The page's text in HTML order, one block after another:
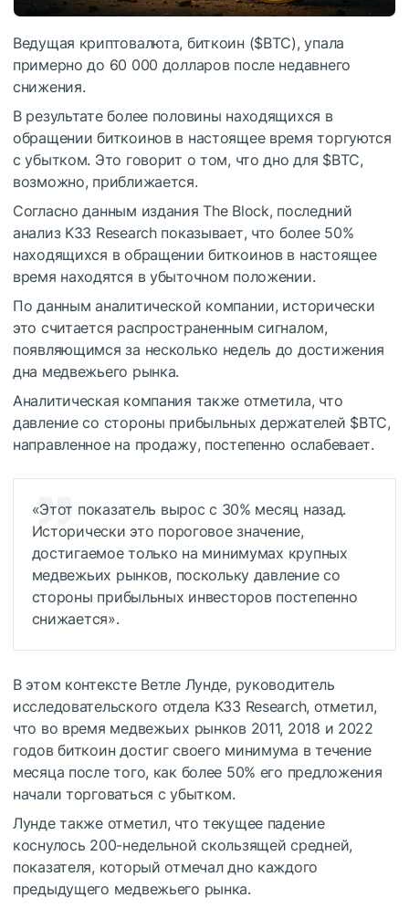
Ведущая криптовалюта, биткоин ($BTC), упала
примерно до 60 000 долларов после недавнего
снижения.
В результате более половины находящихся в
обращении биткоинов в настоящее время торгуются
с убытком. Это говорит о том, что дно для $BTC,
возможно, приближается.
Согласно данным издания The Block, последний
анализ K33 Research показывает, что более 50%
находящихся в обращении биткоинов в настоящее
время находятся в убыточном положении.
По данным аналитической компании, исторически
это считается распространенным сигналом,
появляющимся за несколько недель до достижения
дна медвежьего рынка.
Аналитическая компания также отметила, что
давление со стороны прибыльных держателей $BTC,
направленное на продажу, постепенно ослабевает.
«Этот показатель вырос с 30% месяц назад.
Исторически это пороговое значение,
достигаемое только на минимумах крупных
медвежьих рынков, поскольку давление со
стороны прибыльных инвесторов постепенно
снижается».
В этом контексте Ветле Лунде, руководитель
исследовательского отдела K33 Research, отметил,
что во время медвежьих рынков 2011, 2018 и 2022
годов биткоин достиг своего минимума в течение
месяца после того, как более 50% его предложения
начали торговаться с убытком.
Лунде также отметил, что текущее падение
коснулось 200-недельной скользящей средней,
показателя, который отмечал дно каждого
предыдущего медвежьего рынка.